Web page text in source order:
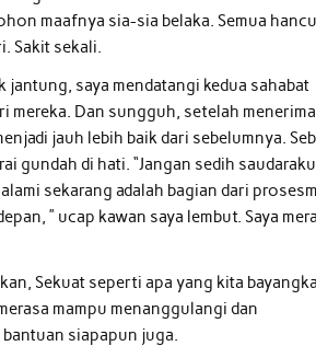
maafnya sia-sia belaka. Semua
Sakit sekali.
saya mendatangi kedua sahabat
mereka. Dan sungguh, setelah menerima
jauh lebih baik dari sebelumnya.
gundah di hati. “Jangan sedih
sekarang adalah bagian dari
” ucap kawan saya lembut. Saya
Sekuat seperti apa yang kita
sa mampu menanggulangi dan
siapapun juga.